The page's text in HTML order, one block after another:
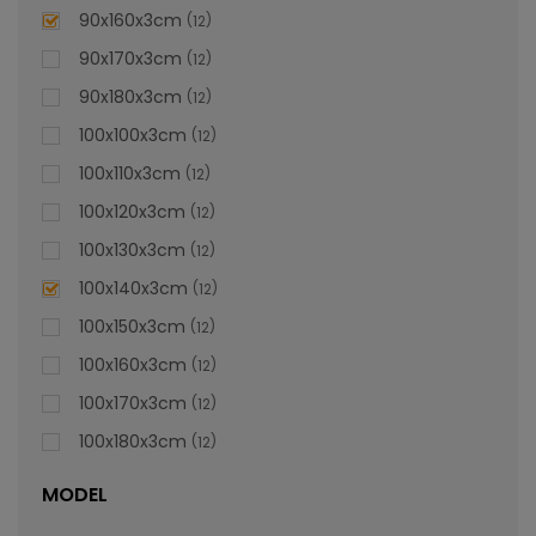
996,47
90x160x3cm 12
90x170x3cm 12
90x180x3cm 12
100x100x3cm 12
100x110x3cm 12
100x120x3cm 12
100x130x3cm 12
100x140x3cm 12
100x150x3cm 12
100x160x3cm 12
100x170x3cm 12
100x180x3cm 12
MODEL